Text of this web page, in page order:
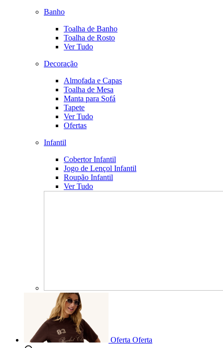
Banho
Toalha de Banho
Toalha de Rosto
Ver Tudo
Decoração
Almofada e Capas
Toalha de Mesa
Manta para Sofá
Tapete
Ver Tudo
Ofertas
Infantil
Cobertor Infantil
Jogo de Lençol Infantil
Roupão Infantil
Ver Tudo
Oferta Oferta